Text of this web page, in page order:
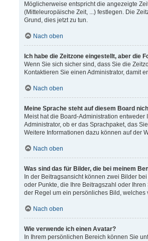
Möglicherweise entspricht die angezeigte
(Mitteleuropäische Zeit, ...) festlegen. Die
Grund, dies jetzt zu tun.
Nach oben
Ich habe die Zeitzone eingestellt, aber die
Wenn Sie sich sicher sind, dass Sie die
Kontaktieren Sie einen Administrator, damit
Nach oben
Meine Sprache steht auf diesem Board
Meist hat die Board-Administration
Administrator, ob er das Sprachpaket, das
Weitere Informationen dazu können auf der
Nach oben
Was sind das für Bilder, die bei meinem
In der Beitragsansicht können zwei Bilder
oder Punkte, die Ihre Beitragszahl oder
der Regel um ein persönliches Bild,
Nach oben
Wie verwende ich einen Avatar?
In Ihrem persönlichen Bereich können Sie